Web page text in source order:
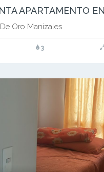
Oro Manizales
3